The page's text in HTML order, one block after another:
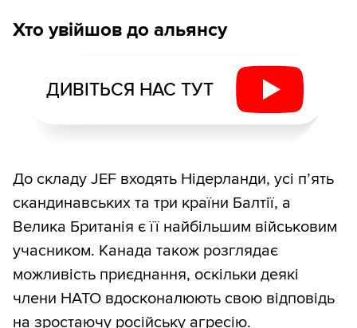
Хто увійшов до альянсу
ДИВІТЬСЯ НАС ТУТ
До складу JEF входять Нідерланди, усі п’ять
скандинавських та три країни Балтії, а
Велика Британія є її найбільшим військовим
учасником. Канада також розглядає
можливість приєднання, оскільки деякі
члени НАТО вдосконалюють свою відповідь
на зростаючу російську агресію.